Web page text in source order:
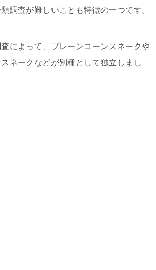
調査が難しいことも特徴の一つです。
によって、プレーンコーンスネークや
ネークなどが別種として独立しまし